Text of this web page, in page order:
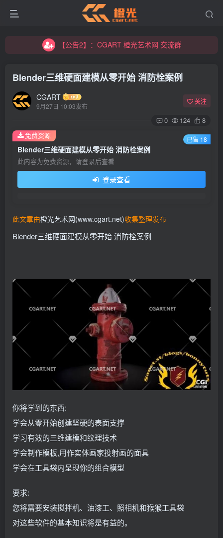
【公告2】：CGART 橙光艺术网 交流群
【公告2】：CGART 橙光艺术网 交流群
Blender三维硬面建模从零开始 消防栓案例
CGART
9月27日 10:03发布
关注
0 124 8
Blender三维硬面建模从零开始 消防栓案例
此内容为免费资源，请登录后查看
登录查看
免费资源 已售 18
此文章由橙光艺术网(www.cgart.net)收集整理发布
Blender三维硬面建模从零开始 消防栓案例
你将学到的东西:
学会从零开始创建坚硬的表面支撑
学习有效的三维建模和纹理技术
学会制作模板,用作实体画家投射画的面具
学会在工具袋内呈现你的组合模型
要求:
您将需要安装搅拌机、油漆工、照相机和猴猴工具袋
对这些软件的基本知识将是有益的。
登录
没有账号？立即注册
登录密码
记住登录
社交账号登录
QQ登录